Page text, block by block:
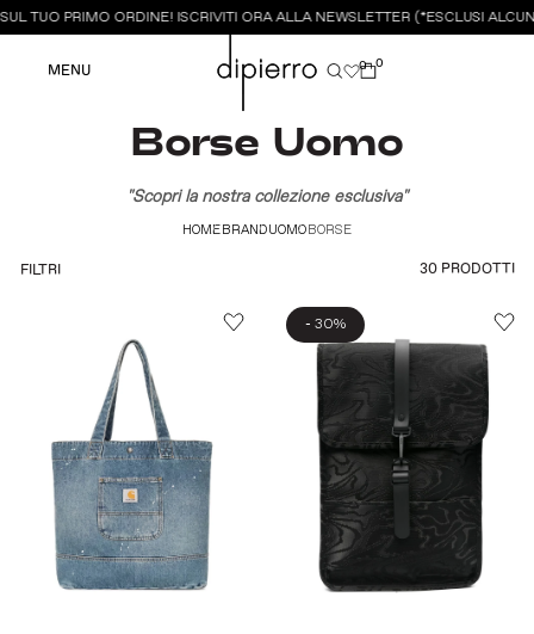
TUO PRIMO ORDINE! ISCRIVITI ORA ALLA NEWSLETTER (*ESCLUSI
MENU 0 0
Borse Uomo
"Scopri la nostra collezione esclusiva"
HOME BRAND UOMO BORSE
FILTRI 30 PRODOTTI
- 30%